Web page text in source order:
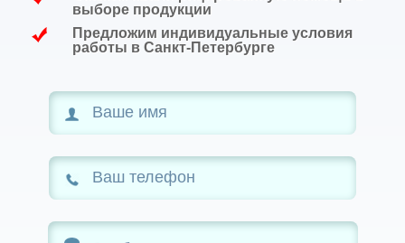
выборе продукции
Предложим индивидуальные условия
работы в Санкт-Петербурге